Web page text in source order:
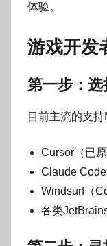
体验。
游戏开发
第一步：
目前主流的支
Cursor（已
Claude Code
Windsurf（
各类